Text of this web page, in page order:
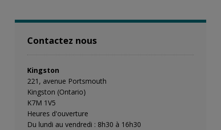
Contactez nous
Kingston
221, avenue Portsmouth
Kingston (Ontario)
K7M 1V5
Heures d'ouverture
Du lundi au vendredi : 8h30 à 16h30